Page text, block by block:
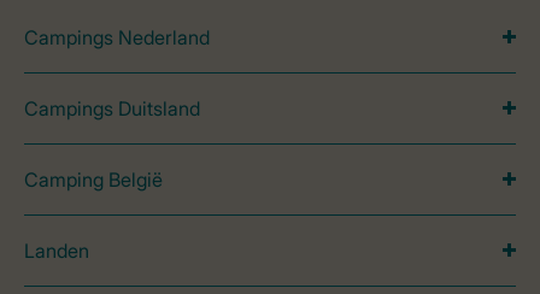
Campings Nederland
Campings Duitsland
Camping België
Landen